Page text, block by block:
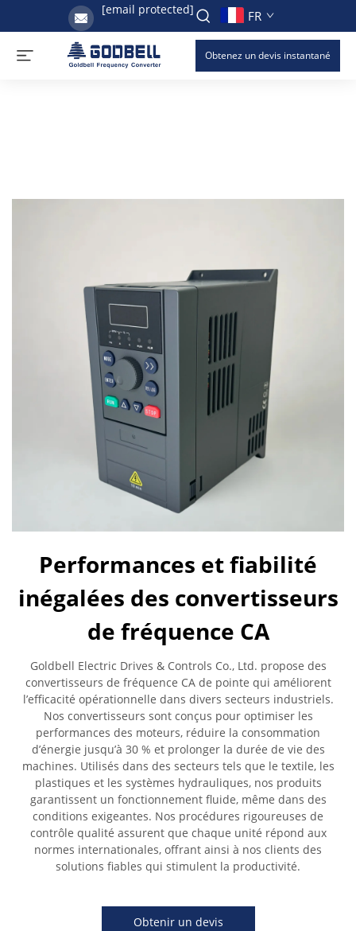
[email protected] FR
Obtenez un devis instantané
Performances et fiabilité
inégalées des convertisseurs
de fréquence CA
Goldbell Electric Drives & Controls Co., Ltd. propose des
convertisseurs de fréquence CA de pointe qui améliorent
l’efficacité opérationnelle dans divers secteurs industriels.
Nos convertisseurs sont conçus pour optimiser les
performances des moteurs, réduire la consommation
d’énergie jusqu’à 30 % et prolonger la durée de vie des
machines. Utilisés dans des secteurs tels que le textile, les
plastiques et les systèmes hydrauliques, nos produits
garantissent un fonctionnement fluide, même dans des
conditions exigeantes. Nos procédures rigoureuses de
contrôle qualité assurent que chaque unité répond aux
normes internationales, offrant ainsi à nos clients des
solutions fiables qui stimulent la productivité.
Obtenir un devis